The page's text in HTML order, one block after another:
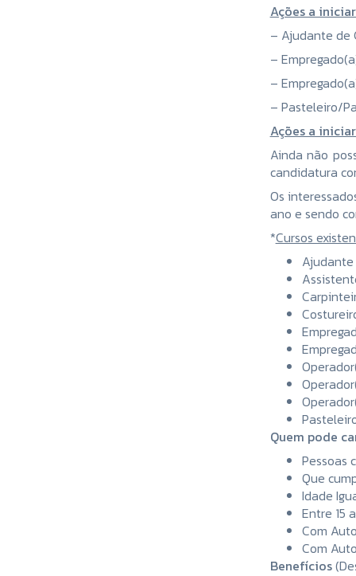
Ações a
– Ajudante de
–
–
– Pasteleiro/
Ações a
Ainda não
candidatura
Os
ano e sendo
*Cursos
Quem pode
Pessoas
Que
Idade
Entre 15
Com
Com
Benefícios